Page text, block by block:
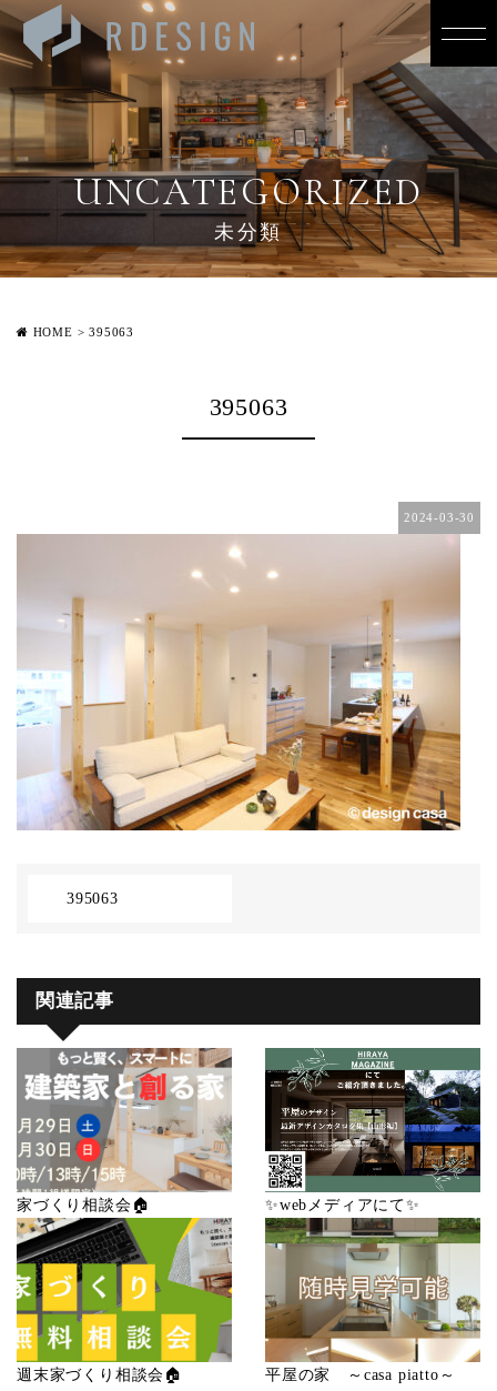
UNCATEGORIZED
未分類
HOME >395063
395063
2024-03-30
395063
関連記事
家づくり相談会🏠 ✨webメディアにて✨
週末家づくり相談会🏠
平屋の家 ～casa piatto～